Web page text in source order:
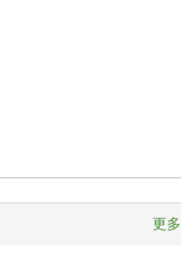
更多